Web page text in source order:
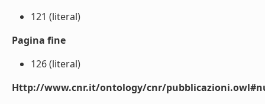
121 (literal)
Pagina fine
126 (literal)
Http://www.cnr.it/ontology/cnr/